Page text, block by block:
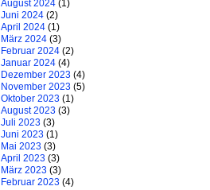
August 2024 (1)
Juni 2024 (2)
April 2024 (1)
März 2024 (3)
Februar 2024 (2)
Januar 2024 (4)
Dezember 2023 (4)
November 2023 (5)
Oktober 2023 (1)
August 2023 (3)
Juli 2023 (3)
Juni 2023 (1)
Mai 2023 (3)
April 2023 (3)
März 2023 (3)
Februar 2023 (4)